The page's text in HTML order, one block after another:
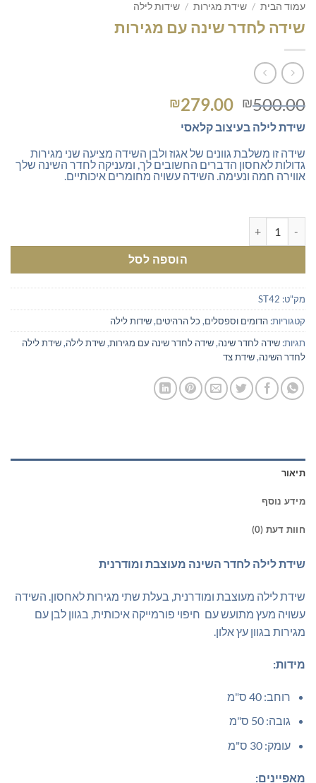
עמוד הבית / שידת מגירות / שידות לילה
שידה לחדר שינה עם מגירות
₪500.00
המחיר
המקורי
היה:
₪500.00.
₪279.00
₪279.00.
שידת לילה בעיצוב קלאסי
שידה זו משלבת גוונים של אגוז ולבן השידה מציעה שני מגירות
גדולות לאחסון הדברים החשובים לך, ומעניקה לחדר השינה שלך
אווירה חמה ונעימה. השידה עשויה מחומרים איכותיים.
הוספה לסל
מק"ט: ST42
קטגוריות: הדומים וספסלים, כל הרהיטים,שידות לילה
תגיות: שידה לחדר שינה,שידה לחדר שינה עם מגירות,שידת לילה,שידת לילה
לחדר השינה,שידת צד
תיאור
מידע נוסף
חוות דעת (0)
שידת לילה לחדר השינה מעוצבת ומודרנית
שידת לילה מעוצבת ומודרנית, בעלת שתי מגירות לאחסון. השידה
עשויה מעץ מתועש עם חיפוי פורמייקה איכותית, בגוון לבן עם
מגירות בגוון עץ אלון.
מידות:
רוחב: 40 ס"מ
גובה: 50 ס"מ
עומק: 30 ס"מ
מאפיינים: